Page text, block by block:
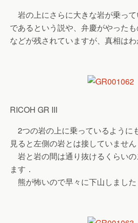
岩の上にさらに大きな岩が乗っ
であるという説や、弁慶がやった
などが残されていますが、真相は
RICOH GR III
2つの岩の上に乗っているように
見ると左側の岩とは接していません
岩と岩の間は通り抜けるくらい
ます．
熊が怖いので早々に下山しました